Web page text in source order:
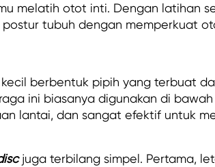
melatih otot inti. Dengan latihan
postur tubuh dengan memperkuat
berbentuk pipih yang terbuat
ini biasanya digunakan di
lantai, dan sangat efektif untuk
juga terbilang simpel. Pertama,